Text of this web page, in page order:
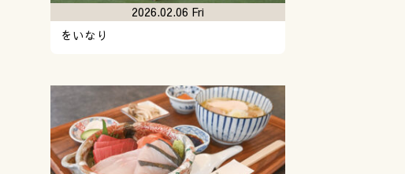
をいなり
2026.02.06 Fri